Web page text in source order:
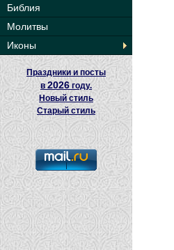
Библия
Молитвы
Иконы
Праздники и посты
в2026 году.
Новый стиль
Старый стиль